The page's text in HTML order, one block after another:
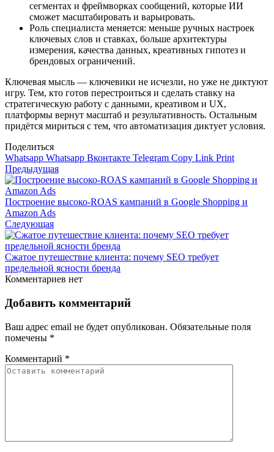
сегментах и фреймворках сообщений, которые ИИ
сможет масштабировать и варьировать.
Роль специалиста меняется: меньше ручных настроек
ключевых слов и ставках, больше архитектуры
измерения, качества данных, креативных гипотез и
брендовых ограничений.
Ключевая мысль — ключевики не исчезли, но уже не диктуют
игру. Тем, кто готов перестроиться и сделать ставку на
стратегическую работу с данными, креативом и UX,
платформы вернут масштаб и результативность. Остальным
придётся мириться с тем, что автоматизация диктует условия.
Поделиться
Whatsapp Whatsapp Вконтакте Telegram Copy Link Print
Предыдущая
Построение высоко-ROAS кампаний в Google Shopping и
Amazon Ads
Следующая
Сжатое путешествие клиента: почему SEO требует
предельной ясности бренда
Комментариев нет
Добавить комментарий
Ваш адрес email не будет опубликован. Обязательные поля
помечены *
Комментарий *